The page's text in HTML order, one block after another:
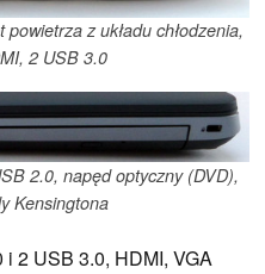
z układu chłodzenia,
2 USB 3.0
2.0, napęd optyczny (DVD),
Kensingtona
2 USB 3.0, HDMI, VGA